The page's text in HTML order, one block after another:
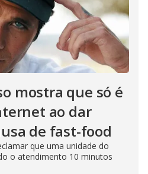
mostra que só é
ao dar
de fast-food
que uma unidade do
o atendimento 10 minutos